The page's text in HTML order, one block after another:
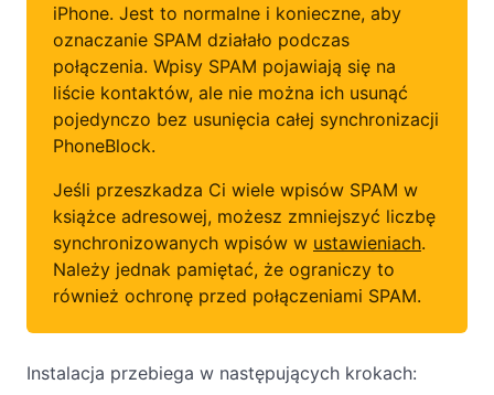
iPhone. Jest to normalne i konieczne, aby
oznaczanie SPAM działało podczas
połączenia. Wpisy SPAM pojawiają się na
liście kontaktów, ale nie można ich usunąć
pojedynczo bez usunięcia całej synchronizacji
PhoneBlock.
Jeśli przeszkadza Ci wiele wpisów SPAM w
książce adresowej, możesz zmniejszyć liczbę
synchronizowanych wpisów w ustawieniach.
Należy jednak pamiętać, że ograniczy to
również ochronę przed połączeniami SPAM.
Instalacja przebiega w następujących krokach: